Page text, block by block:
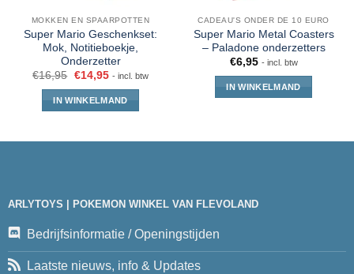
MOKKEN EN SPAARPOTTEN
Super Mario Geschenkset:
Mok, Notitieboekje,
Onderzetter
€16,95 €14,95 - incl. btw
IN WINKELMAND
CADEAU'S ONDER DE 10 EURO
Super Mario Metal Coasters
– Paladone onderzetters
€6,95 - incl. btw
IN WINKELMAND
ARLYTOYS | POKEMON WINKEL VAN FLEVOLAND
Bedrijfsinformatie / Openingstijden
Laatste nieuws, info & Updates